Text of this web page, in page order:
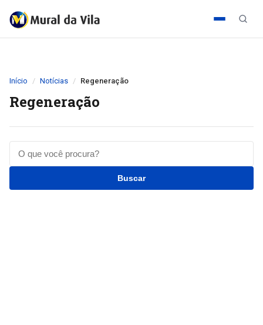
Início Notícias Regeneração
Regeneração
Buscar